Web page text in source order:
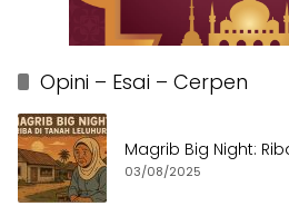
Opini – Esai – Cerpen
Magrib Big Night:
03/08/2025